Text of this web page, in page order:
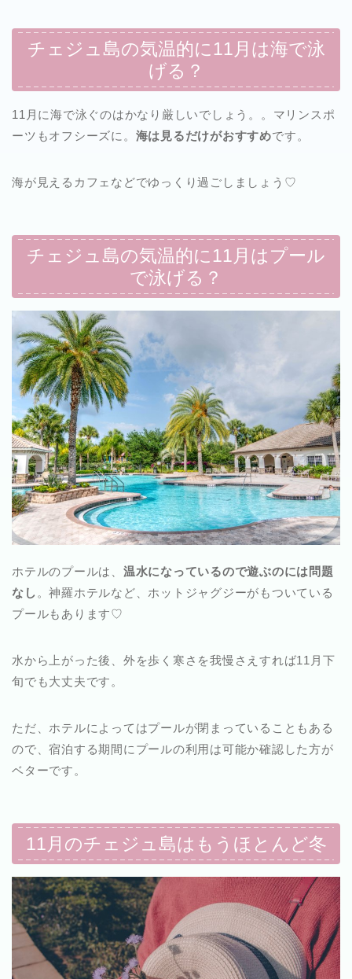
チェジュ島の気温的に11月は海で泳
げる？
11月に海で泳ぐのはかなり厳しいでしょう。。マリンスポ
ーツもオフシーズに。 海は見るだけがおすすめです。
海が見えるカフェなどでゆっくり過ごしましょう♡
チェジュ島の気温的に11月はプール
で泳げる？
ホテルのプールは、 温水になっているので遊ぶのには問題
なし 。神羅ホテルなど、ホットジャグジーがもついている
プールもあります♡
水から上がった後、外を歩く寒さを我慢さえすれば11月下
旬でも大丈夫です。
ただ、ホテルによってはプールが閉まっていることもある
ので、宿泊する期間にプールの利用は可能か確認した方が
ベターです。
11月のチェジュ島はもうほとんど冬